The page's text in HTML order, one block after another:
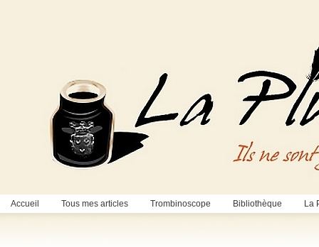
Accueil Tous mes articles Trombinoscope Bibliothèque La